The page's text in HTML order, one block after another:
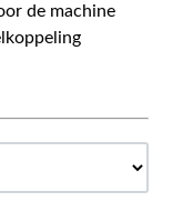
de machine